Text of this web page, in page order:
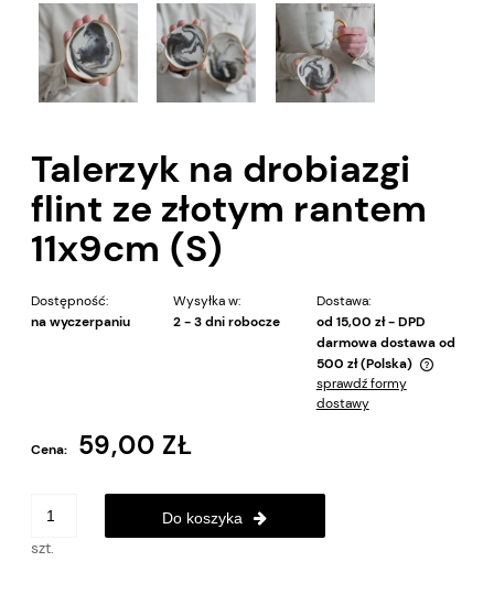
Talerzyk na drobiazgi
flint ze złotym rantem
11x9cm (S)
Dostępność:
na wyczerpaniu
Wysyłka w:
2 - 3 dni robocze
Dostawa:
od 15,00 zł - DPD
darmowa dostawa od
500 zł(Polska)
Cena nie zawiera ewentualnych kosztów płatności
sprawdź formy
dostawy
Cena: 59,00 ZŁ
szt.
Do koszyka